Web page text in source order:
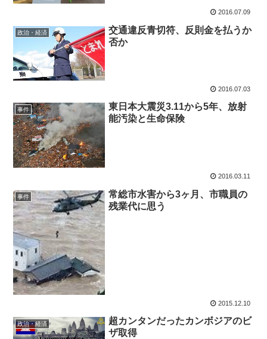
2016.07.09
政治・経済
交通違反青切符、反則金を払うか
否か
2016.07.03
事件
東日本大震災3.11から5年、放射
能汚染と生命保険
2016.03.11
事件
常総市水害から3ヶ月、市職員の
残業代に思う
2015.12.10
政治・経済
超カンタンだったカンボジアのビ
ザ取得